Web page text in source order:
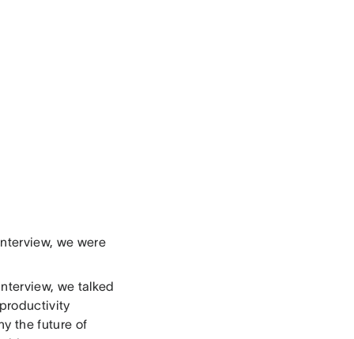
we were
we talked
the future of